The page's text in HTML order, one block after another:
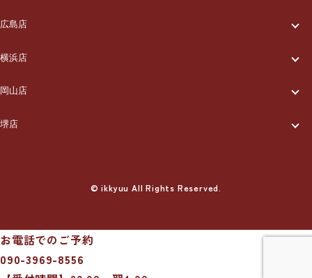
お知らせ
採用情報
お問い合わせ
ブログ
お知らせ
採用情報
お問い合わせ
出張エリア
ブログ
お知らせ
採用情報
メニュー/料金
出張エリア
ブログ
お知らせ
ご利用の流れ
メニュー/料金
出張エリア
ブログ
お問い合わせ
一休について
ご利用の流れ
メニュー/料金
出張エリア
採用情報
お問い合わせ
広島店
一休について
ご利用の流れ
メニュー/料金
採用情報
横浜店
一休について
ご利用の流れ
お知らせ
岡山店
一休について
ブログ
堺店
出張エリア
© ikkyuu All Rights Reserved.
お電話でのご予約
090-3969-8556